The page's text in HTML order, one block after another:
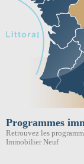
Programmes
Retrouvez les
Immobilier Neuf